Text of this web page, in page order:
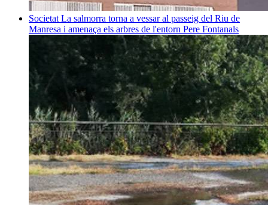
Societat La salmorra torna a vessar al passeig del Riu de
Manresa i amenaça els arbres de l'entorn Pere Fontanals